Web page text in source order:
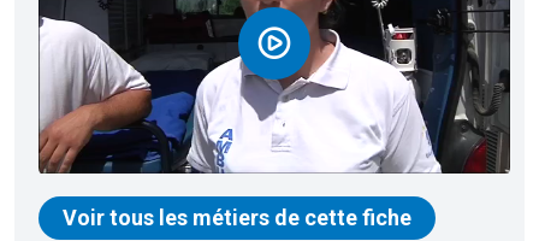
Voir tous les métiers de cette fiche